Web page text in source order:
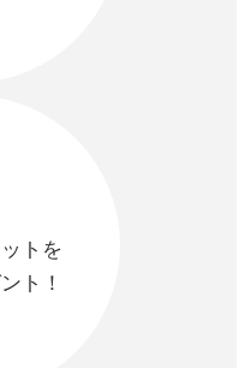
トを
ト！